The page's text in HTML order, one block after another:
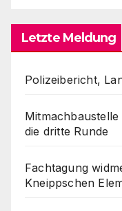
Letzte Meldung
Polizeibericht,
die dritte Runde
Fachtagung
Kneippschen